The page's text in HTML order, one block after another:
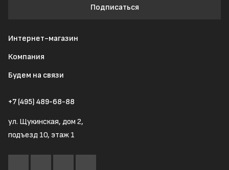
Подписаться
Интернет-магазин
Компания
Будем на связи
+7 (495) 489-68-88
ул. Щукинская, дом 2,
подъезд 10, этаж 1